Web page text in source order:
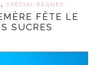
, SPÉCIAL PÂQUES
FÊTE LE
SUCRES